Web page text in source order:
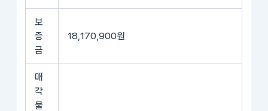
보
증
금
18,170,900원
매
각
물